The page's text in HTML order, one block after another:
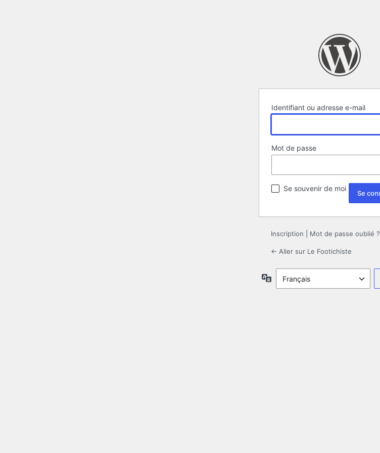
Identifiant ou adresse e-mail
Mot de passe
Se souvenir de moi
Inscription Mot de passe oublié ?
← Aller sur Le Footichiste
Langue